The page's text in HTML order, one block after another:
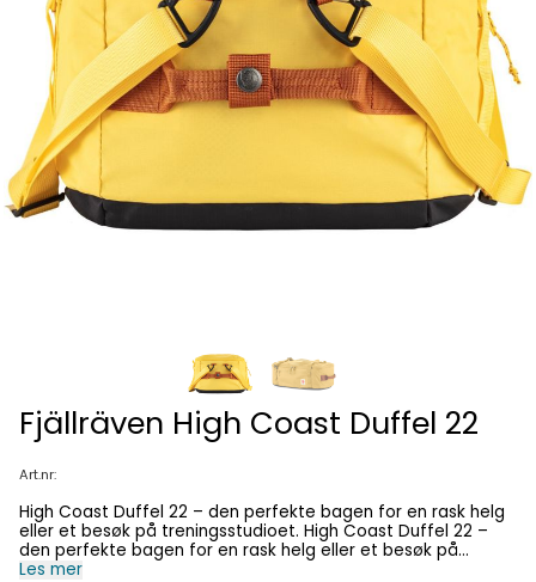
Fjällräven High Coast Duffel 22
Art.nr:
High Coast Duffel 22 – den perfekte bagen for en rask helg
eller et besøk på treningsstudioet. High Coast Duffel 22 –
den perfekte bagen for en rask helg eller et besøk på
treningsstudioet. Teknisk Tekst Materiale: 100% polyamid
Les mer